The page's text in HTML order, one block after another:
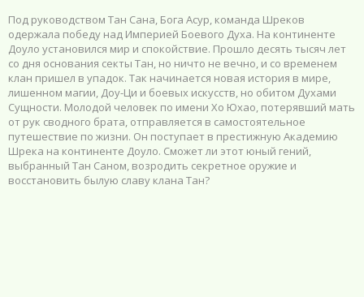
Под руководством Тан Сана, Бога Асур, команда Шреков
одержала победу над Империей Боевого Духа. На континенте
Доуло установился мир и спокойствие. Прошло десять тысяч лет
со дня основания секты Тан, но ничто не вечно, и со временем
клан пришел в упадок. Так начинается новая история в мире,
лишенном магии, Доу-Ци и боевых искусств, но обитом Духами
Сущности. Молодой человек по имени Хо Юхао, потерявший мать
от рук сводного брата, отправляется в самостоятельное
путешествие по жизни. Он поступает в престижную Академию
Шрека на континенте Доуло. Сможет ли этот юный гений,
выбранный Тан Саном, возродить секретное оружие и
восстановить былую славу клана Тан?